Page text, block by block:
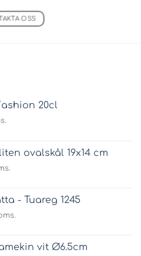
OSS
20cl
ovalskål 19x14 cm
- Tuareg 1245
vit Ø6.5cm